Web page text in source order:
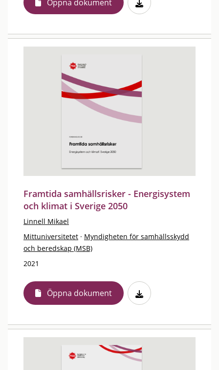
Öppna dokument
Framtida samhällsrisker - Energisystem
och klimat i Sverige 2050
Linnell Mikael
Mittuniversitetet · Myndigheten för samhällsskydd
och beredskap (MSB)
2021
Öppna dokument